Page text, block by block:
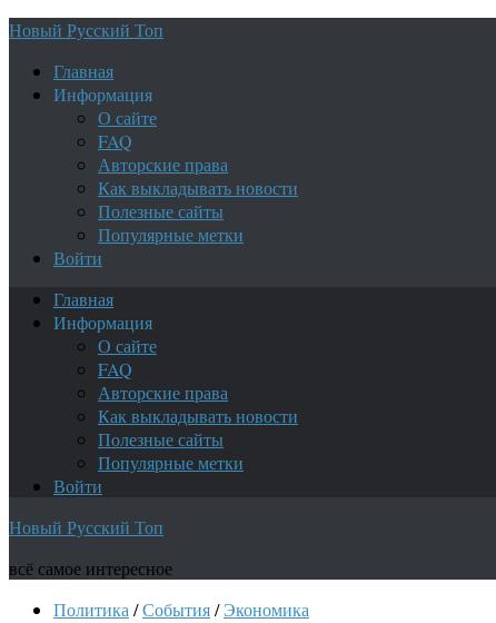
Новый Русский Топ
Главная
Информация
О сайте
FAQ
Авторские права
Как выкладывать новости
Полезные сайты
Популярные метки
Войти
Главная
Информация
О сайте
FAQ
Авторские права
Как выкладывать новости
Полезные сайты
Популярные метки
Войти
Новый Русский Топ
всё самое интересное
Политика /События/ Экономика